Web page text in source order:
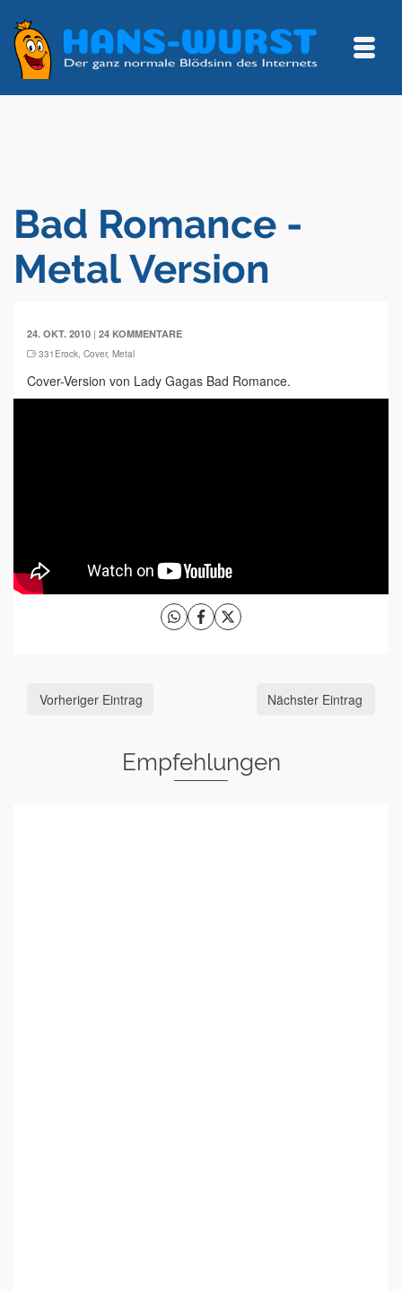
Bad Romance -
Metal Version
24. OKT. 2010 | 24 KOMMENTARE
331Erock, Cover, Metal
Cover-Version von Lady Gagas Bad Romance.
Vorheriger Eintrag Nächster Eintrag
Empfehlungen